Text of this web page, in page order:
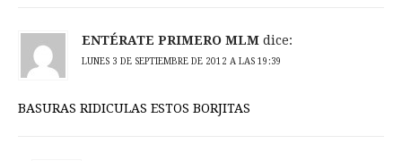
ENTÉRATE PRIMERO MLM dice:
LUNES 3 DE SEPTIEMBRE DE 2012 A LAS 19:39
BASURAS RIDICULAS ESTOS BORJITAS